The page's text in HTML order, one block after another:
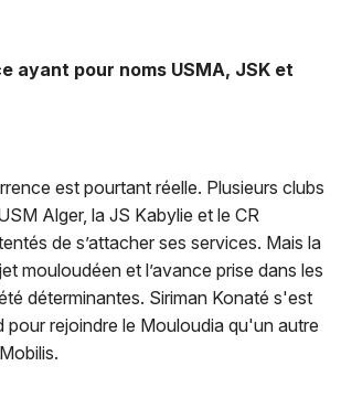
ayant pour noms USMA, JSK et
est pourtant réelle. Plusieurs clubs
Alger, la JS Kabylie et le CR
de s’attacher ses services. Mais la
mouloudéen et l’avance prise dans les
déterminantes. Siriman Konaté s'est
pour rejoindre le Mouloudia qu'un autre